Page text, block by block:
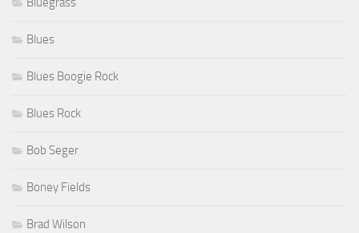
Blues
Blues Boogie Rock
Blues Rock
Bob Seger
Boney Fields
Brad Wilson